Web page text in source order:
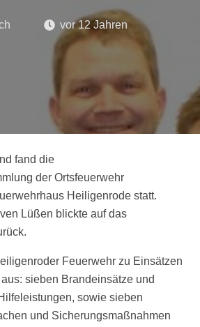
vor 12 Jahren
fand die
der Ortsfeuerwehr
Heiligenrode statt.
Lüßen blickte auf das
Feuerwehr zu Einsätzen
sieben Brandeinsätze und
sowie sieben
und Sicherungsmaßnahmen